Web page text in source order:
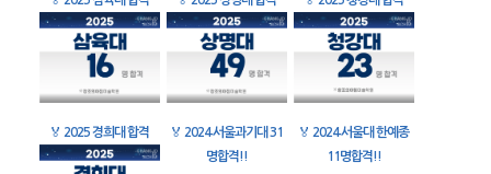
🏅 2025 경희대 합격 🏅 2024 서울과기대 31
명합격!!
🏅 2024 서울대 한예종
11명합격!!